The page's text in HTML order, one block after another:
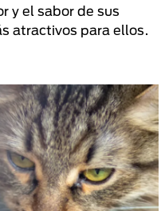
y el sabor de sus
atractivos para ellos.